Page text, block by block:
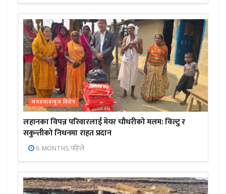
जनप्रभाबन्युज विशेष
लहानका विपन्न परिवारलाई मेयर चौधरीको मलम: विल्टु र
सकुन्तीको निधनमा राहत प्रदान
6 MONTHS पहिले